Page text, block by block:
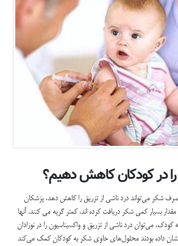
را در کودکان کاهش دهیم؟
شکر می‌تواند درد ناشی از تزریق را کاهش دهد. پزشکان
مقدار بسیار کمی شکر دریافت کرده اند، کمتر گریه می کنند. آنها
کودک، می‌توان درد ناشی از تزریق و واکسیناسیون را در نوزادان
نشان داده بودند محلو‌ل‌های حاوی شکر به کودکان کمک می‌کند